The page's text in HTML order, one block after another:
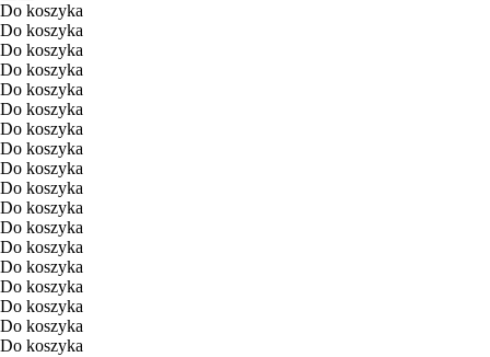
Do koszyka
Do koszyka
Do koszyka
Do koszyka
Do koszyka
Do koszyka
Do koszyka
Do koszyka
Do koszyka
Do koszyka
Do koszyka
Do koszyka
Do koszyka
Do koszyka
Do koszyka
Do koszyka
Do koszyka
Do koszyka